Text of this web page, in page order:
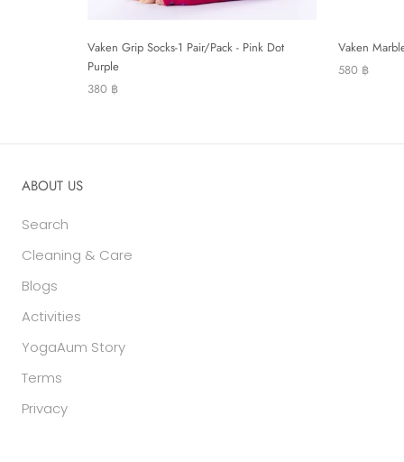
Vaken Grip Socks-1 Pair/Pack - Pink Dot
Purple
380 ฿
Vaken
580 ฿
ABOUT US
Search
Cleaning & Care
Blogs
Activities
YogaAum Story
Terms
Privacy